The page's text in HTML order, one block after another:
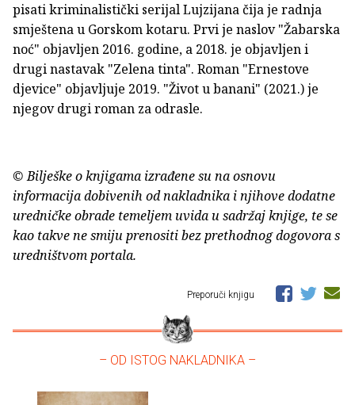
pisati kriminalistički serijal Lujzijana čija je radnja
smještena u Gorskom kotaru. Prvi je naslov "Žabarska
noć" objavljen 2016. godine, a 2018. je objavljen i
drugi nastavak "Zelena tinta". Roman "Ernestove
djevice" objavljuje 2019. "Život u banani" (2021.) je
njegov drugi roman za odrasle.
© Bilješke o knjigama izrađene su na osnovu
informacija dobivenih od nakladnika i njihove dodatne
uredničke obrade temeljem uvida u sadržaj knjige, te se
kao takve ne smiju prenositi bez prethodnog dogovora s
uredništvom portala.
Preporuči knjigu
– OD ISTOG NAKLADNIKA –